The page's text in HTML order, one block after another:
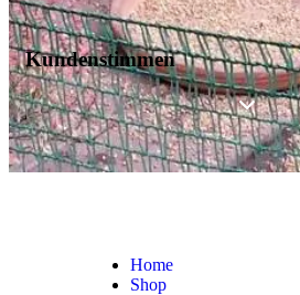
Kundenstimmen
Home
Shop